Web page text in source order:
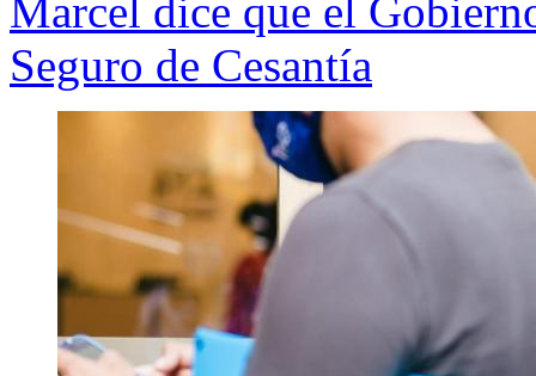
Marcel dice que el
Seguro de Cesantía